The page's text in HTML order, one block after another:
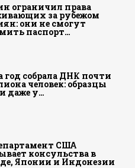
ограничил права
за рубежом
они не смогут
паспорт…
год собрала ДНК почти
человек: образцы
даже у…
США
консульства в
Японии и Индонезии